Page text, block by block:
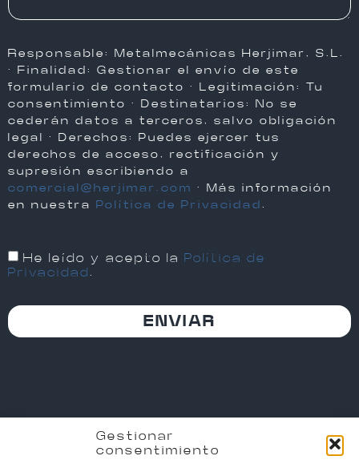
Gestionar
consentimiento
Responsable: Metalmecánicas Herjimar, S.L.
· Finalidad: Gestionar el envío de este
formulario de contacto · Legitimación: Tu
consentimiento · Destinatarios: No se
cederán datos a terceros, salvo obligación
legal · Derechos: Puedes ejercer tus
derechos de acceso, rectificación y
supresión escribiendo a
comercial@herjimar.com
· Más información
en nuestra Política de Privacidad .
He leído y acepto la Política de
Privacidad .
ENVIAR